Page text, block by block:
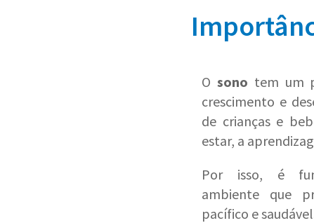
O sono tem um
crescimento e
de crianças e
estar, a
Por isso, é
ambiente que
pacífico e